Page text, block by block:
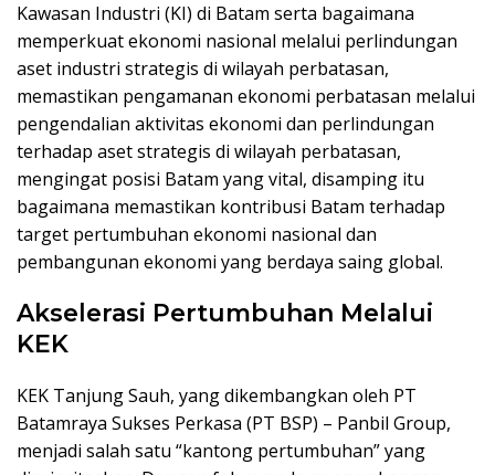
Kawasan Industri (KI) di Batam serta bagaimana
memperkuat ekonomi nasional melalui perlindungan
aset industri strategis di wilayah perbatasan,
memastikan pengamanan ekonomi perbatasan melalui
pengendalian aktivitas ekonomi dan perlindungan
terhadap aset strategis di wilayah perbatasan,
mengingat posisi Batam yang vital, disamping itu
bagaimana memastikan kontribusi Batam terhadap
target pertumbuhan ekonomi nasional dan
pembangunan ekonomi yang berdaya saing global.
Akselerasi Pertumbuhan Melalui
KEK
KEK Tanjung Sauh, yang dikembangkan oleh PT
Batamraya Sukses Perkasa (PT BSP) – Panbil Group,
menjadi salah satu “kantong pertumbuhan” yang